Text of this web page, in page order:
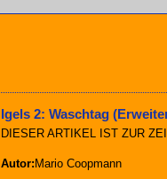
Igels 2: Waschtag
DIESER ARTIKEL IST ZUR
Autor: Mario Coopmann